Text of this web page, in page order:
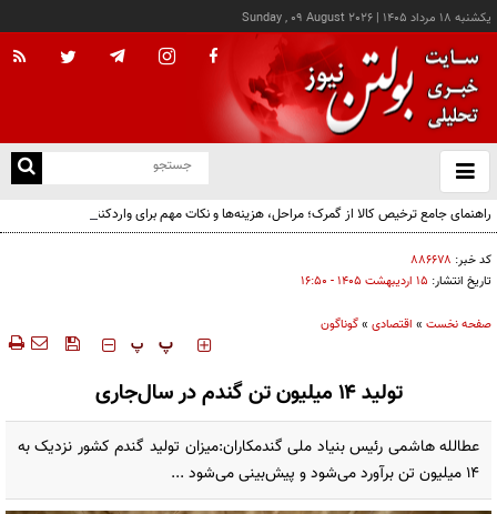
يکشنبه ۱۸ مرداد ۱۴۰۵ |
Sunday , 09 August 2026
باز
و
راهنمای جامع ترخیص کالا از گمرک؛ مراحل، هزینه‌ها و نکات مهم برای واردکنندگان
کد خبر: ۸۸۶۶۷۸
تاریخ انتشار: ۱۵ ارديبهشت ۱۴۰۵ - ۱۶:۵۰
صفحه نخست » اقتصادی »گوناگون
‍‍‍ پ پ
تولید ۱۴ میلیون تن گندم در سال‌جاری
عطالله هاشمی رئیس بنیاد ملی گندمکاران:میزان تولید گندم کشور نزدیک به
۱۴ میلیون تن برآورد می‌شود و پیش‌بینی می‌شود ...